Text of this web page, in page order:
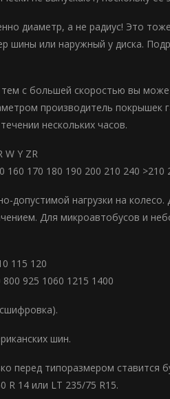
диаметр, а не радиус! Это
шины или наружный у диска.
с большей скоростью вы
производитель покрышек
нескольких часов.
W Y ZR
170 180 190 200 210 240 >210
допустимой нагрузки на
Для микроавтобусов и
115 120
925 1060 1215 1400
шин.
перед типоразмером ставится
R 14 или LT 235/75 R15.